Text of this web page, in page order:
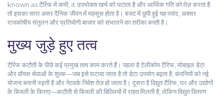
known asटैरिफ में कमी , it उपभोक्ता खर्च को घटाता है और आर्थिक गति को तेज़ करता है
तो इसका सारा असर दैनिक जीवन में महसूस होता है। बजट में छुपी हुई यह पसंद, अक्सर
राजकोषीय संतुलन और प्रतियोगी बाजार को संभालने का तरीका बनती है।
मुख्य जुड़े हुए तत्व
टैरिफ कटौती के पीछे कई प्रमुख तत्व काम करते हैं। पहला हैटेलीकोम टैरिफ मोबाइल डेटा
और वॉयस सेवाओं के शुल्क—जब इसे घटाया जाता है तो डेटा उपयोग बढ़ता है, कंपनियों को नई
योजना बनानी पड़ती है और नेटवर्क निवेश तेज़ हो जाता है। दूसरा हैविद्युत टैरिफ घर और उद्योगों
के बिजली के किराए—कटौती से बिजली की बिल्लियों में राहत मिलती है, लेकिन विद्युत वितरण